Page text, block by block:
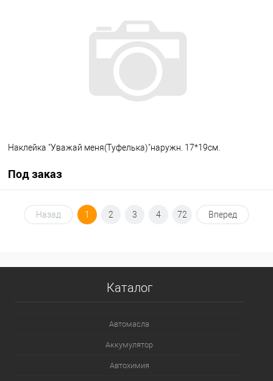
В наличии
Наклейка "Уважай меня(Туфелька)"наружн. 17*19см.
Под заказ
Под заказ
Назад 1 2 3 4 72 Вперед
Каталог
Автомасла
Аккумулятор
Автохимия